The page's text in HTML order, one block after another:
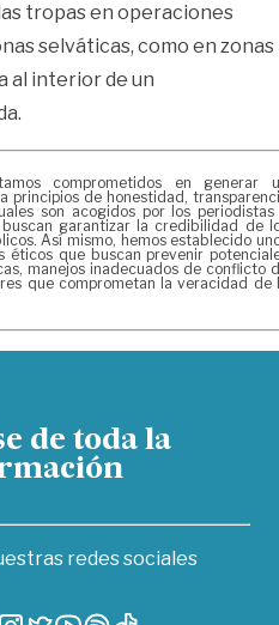
tropas en operaciones
selváticas, como en zonas
al interior de un
comprometidos en generar
principios de honestidad,
son acogidos por los periodistas
garantizar la credibilidad de
Así mismo, hemos establecido
éticos que buscan prevenir
manejos inadecuados de conflicto
que comprometan la veracidad de
de toda la
redes sociales